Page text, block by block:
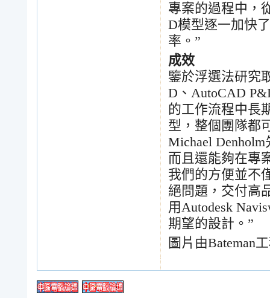
專案的過程中，
D模型逐一加快
率。 ”
成效
鑒於浮選法研究
D 、 AutoCAD
的工作流程中長
型，整個團隊都
Michael Denholm
而且還能夠在專
我們的方便並不
絕問題，交付高
用Autodesk
期望的設計。 ”
圖片由Bateman